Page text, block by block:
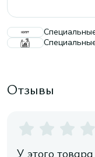
Отзывы
У этого